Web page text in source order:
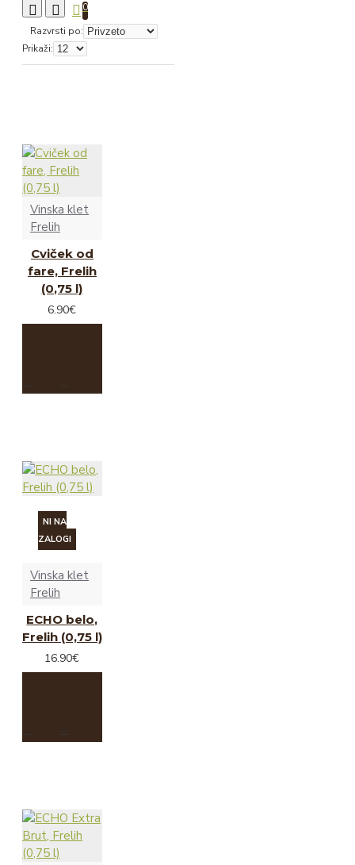
0
Razvrsti po:
Prikaži:
Vinska klet
Frelih
Cviček od
fare, Frelih
(0,75 l)
6.90€
NI NA
ZALOGI
Vinska klet
Frelih
ECHO belo,
Frelih (0,75 l)
16.90€